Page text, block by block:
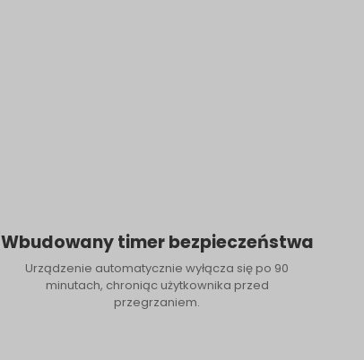
Wbudowany timer bezpieczeństwa
Urządzenie automatycznie wyłącza się po 90
minutach, chroniąc użytkownika przed
przegrzaniem.